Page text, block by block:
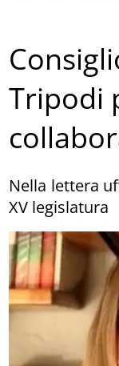
Tripodi
Nella lettera
XV legislatura